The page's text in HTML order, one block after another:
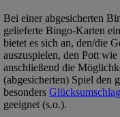
Bei einer abgesicherten
gelieferte Bingo-Karten
bietet es sich an, den/die
auszuspielen, den Pott
anschließend die
(abgesicherten) Spiel den
besonders
geeignet (s.o.).